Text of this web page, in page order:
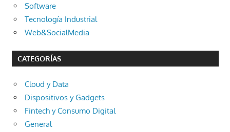
Software
Tecnología Industrial
Web&SocialMedia
CATEGORÍAS
Cloud y Data
Dispositivos y Gadgets
Fintech y Consumo Digital
General